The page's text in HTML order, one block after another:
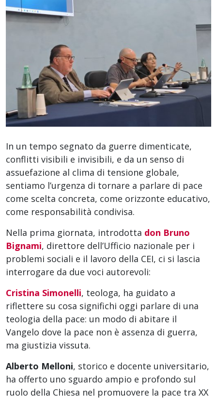
In un tempo segnato da guerre dimenticate,
conflitti visibili e invisibili, e da un senso di
assuefazione al clima di tensione globale,
sentiamo l’urgenza di tornare a parlare di pace
come scelta concreta, come orizzonte educativo,
come responsabilità condivisa.
Nella prima giornata, introdotta don Bruno
Bignami, direttore dell’Ufficio nazionale per i
problemi sociali e il lavoro della CEI, ci si lascia
interrogare da due voci autorevoli:
Cristina Simonelli, teologa, ha guidato a
riflettere su cosa significhi oggi parlare di una
teologia della pace: un modo di abitare il
Vangelo dove la pace non è assenza di guerra,
ma giustizia vissuta.
Alberto Melloni, storico e docente universitario,
ha offerto uno sguardo ampio e profondo sul
ruolo della Chiesa nel promuovere la pace tra XX